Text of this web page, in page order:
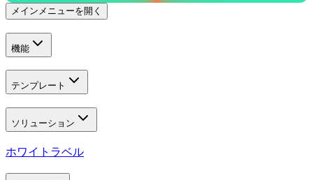
メインメニューを開く
機能
テンプレート
ソリューション
ホワイトラベル